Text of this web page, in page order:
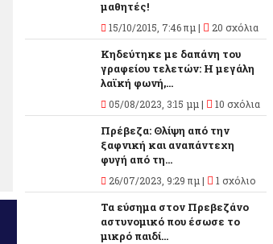
μαθητές!
15/10/2015, 7:46 πμ | 20 σχόλια
Κηδεύτηκε με δαπάνη του
γραφείου τελετών: Η μεγάλη
λαϊκή φωνή,...
05/08/2023, 3:15 μμ | 10 σχόλια
Πρέβεζα: Θλίψη από την
ξαφνική και αναπάντεχη
φυγή από τη...
26/07/2023, 9:29 πμ | 1 σχόλιο
Τα εύσημα στον Πρεβεζάνο
αστυνομικό που έσωσε το
μικρό παιδί...